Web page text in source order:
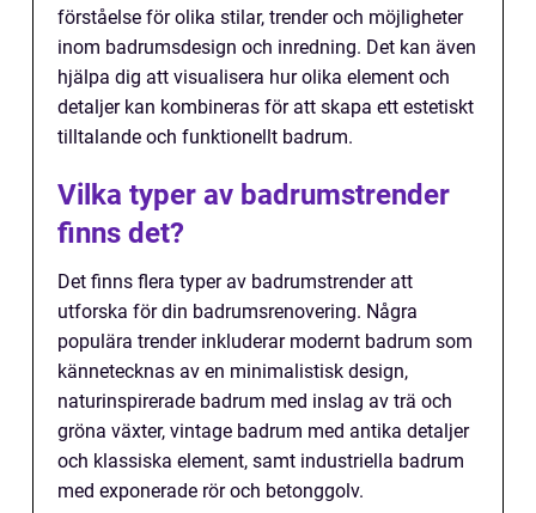
förståelse för olika stilar, trender och möjligheter
inom badrumsdesign och inredning. Det kan även
hjälpa dig att visualisera hur olika element och
detaljer kan kombineras för att skapa ett estetiskt
tilltalande och funktionellt badrum.
Vilka typer av badrumstrender
finns det?
Det finns flera typer av badrumstrender att
utforska för din badrumsrenovering. Några
populära trender inkluderar modernt badrum som
kännetecknas av en minimalistisk design,
naturinspirerade badrum med inslag av trä och
gröna växter, vintage badrum med antika detaljer
och klassiska element, samt industriella badrum
med exponerade rör och betonggolv.